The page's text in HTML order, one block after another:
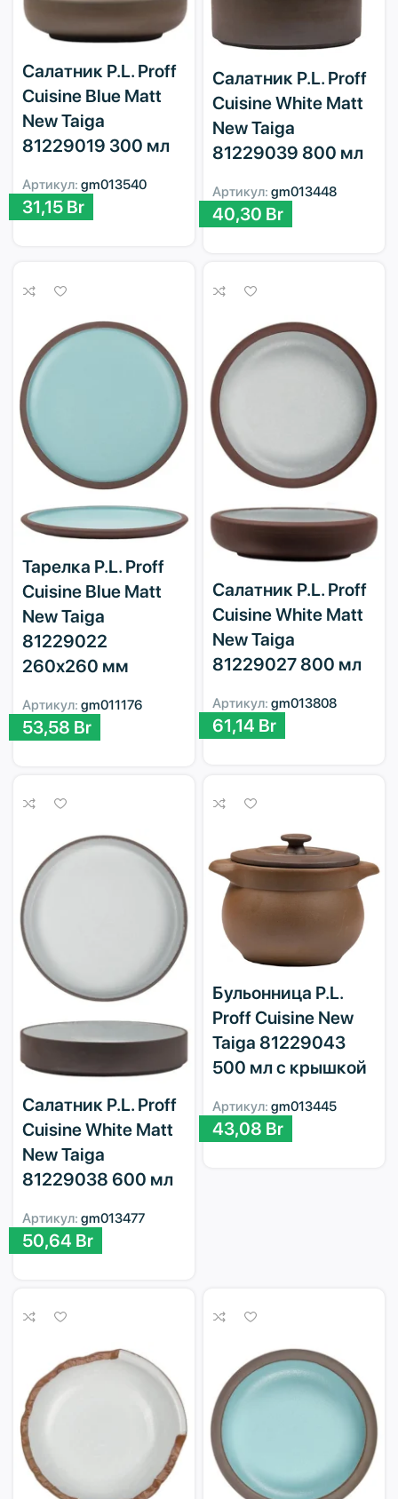
Салатник P.L. Proff
Cuisine Blue Matt
New Taiga
81229019 300 мл
Артикул: gm013540
31,15 Br
Салатник P.L. Proff
Cuisine White Matt
New Taiga
81229039 800 мл
Артикул: gm013448
40,30 Br
Тарелка P.L. Proff
Cuisine Blue Matt
New Taiga
81229022
260х260 мм
Артикул: gm011176
53,58 Br
Салатник P.L. Proff
Cuisine White Matt
New Taiga
81229027 800 мл
Артикул: gm013808
61,14 Br
Салатник P.L. Proff
Cuisine White Matt
New Taiga
81229038 600 мл
Артикул: gm013477
50,64 Br
Бульонница P.L.
Proff Cuisine New
Taiga 81229043
500 мл с крышкой
Артикул: gm013445
43,08 Br